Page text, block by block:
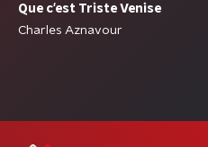
Que c'est Triste Venise
Charles Aznavour